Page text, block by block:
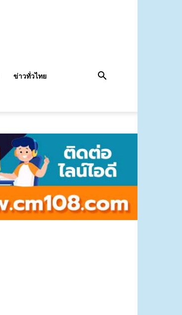
ข่าวทั่วไทย